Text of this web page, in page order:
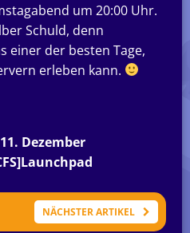
um 20:00 Uhr.
Schuld, denn
einer der besten Tage,
erleben kann.
Dezember
NÄCHSTER ARTIKEL